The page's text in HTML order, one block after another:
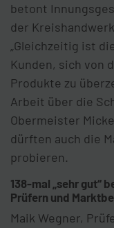
betont
der
„Gleichzeitig ist
Kunden, sich von
Produkte zu
Arbeit über die
Obermeister
dürften auch die
probieren.
138-mal „sehr gut“
Prüfern und
Maik Wegner,